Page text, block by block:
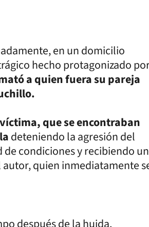
en un domicilio
hecho protagonizado
a quien fuera su pareja
que se encontraban
deteniendo la agresión del
condiciones y recibiendo
quien inmediatamente